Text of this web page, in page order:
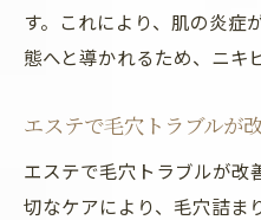
す。これにより、肌の炎症
態へと導かれるため、ニキ
エステで毛穴トラブルが
エステで毛穴トラブルが改
切なケアにより、毛穴詰ま